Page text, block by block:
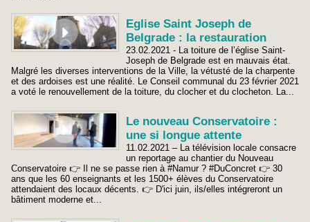
Eglise Saint Joseph de
Belgrade : la restauration
23.02.2021 - La toiture de l’église Saint-
Joseph de Belgrade est en mauvais état.
Malgré les diverses interventions de la Ville, la vétusté de la charpente
et des ardoises est une réalité. Le Conseil communal du 23 février 2021
a voté le renouvellement de la toiture, du clocher et du clocheton. La...
Le nouveau Conservatoire :
une si longue attente
11.02.2021 – La télévision locale consacre
un reportage au chantier du Nouveau
Conservatoire 👉 Il ne se passe rien à #Namur ? #DuConcret 👉 30
ans que les 60 enseignants et les 1500+ élèves du Conservatoire
attendaient des locaux décents. 👉 D'ici juin, ils/elles intégreront un
bâtiment moderne et...